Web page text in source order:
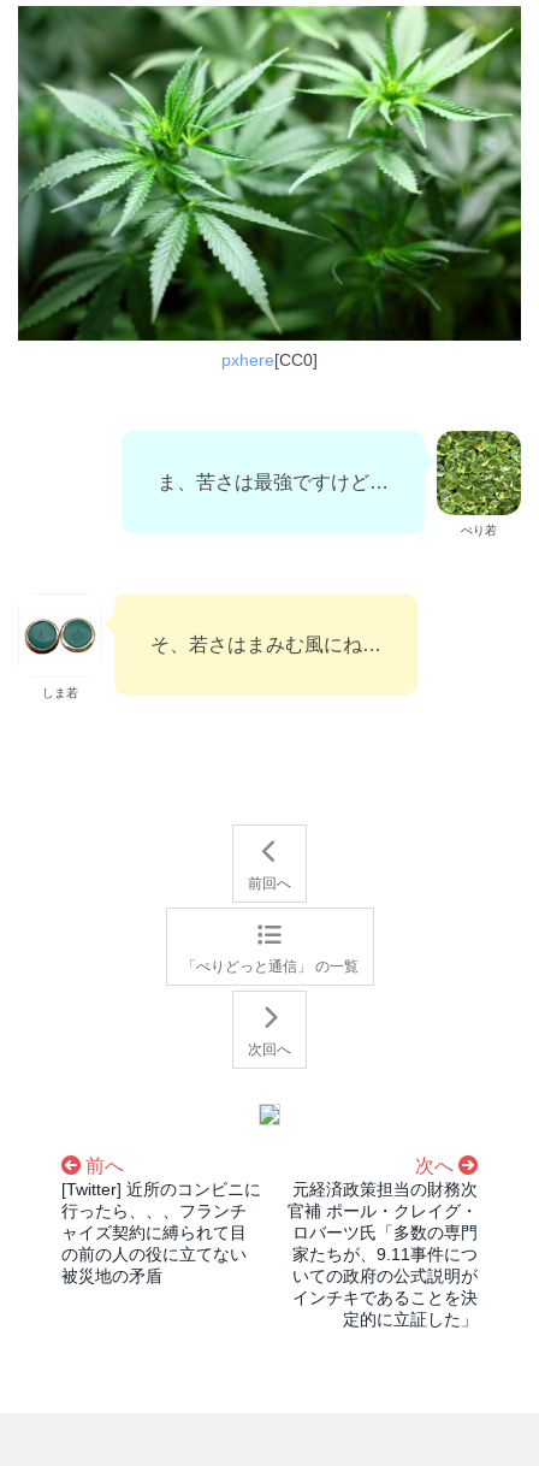
pxhere[CC0]
ぺり若
ま、苦さは最強ですけど…
しま若
そ、若さはまみむ風にね…
前回へ
「ぺりどっと通信」 の一覧
次回へ
前へ
[Twitter] 近所のコンビニに
行ったら、、、フランチ
ャイズ契約に縛られて目
の前の人の役に立てない
被災地の矛盾
次へ
元経済政策担当の財務次
官補 ポール・クレイグ・
ロバーツ氏「多数の専門
家たちが、9.11事件につ
いての政府の公式説明が
インチキであることを決
定的に立証した」